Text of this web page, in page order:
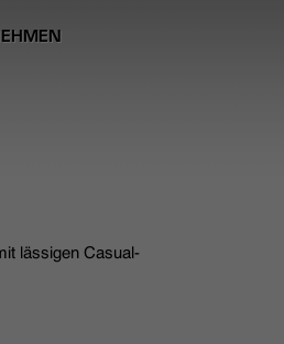
lässigen Casual-